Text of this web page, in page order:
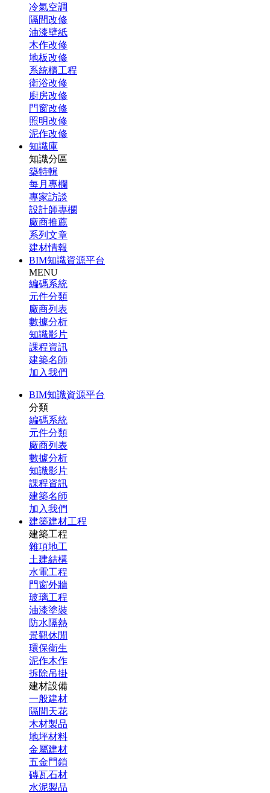
冷氣空調
隔間改修
油漆壁紙
木作改修
地板改修
系統櫃工程
衛浴改修
廚房改修
門窗改修
照明改修
泥作改修
知識庫
知識分區
築特輯
每月專欄
專家訪談
設計師專欄
廠商推薦
系列文章
建材情報
BIM知識資源平台
MENU
編碼系統
元件分類
廠商列表
數據分析
知識影片
課程資訊
建築名師
加入我們
BIM知識資源平台
分類
編碼系統
元件分類
廠商列表
數據分析
知識影片
課程資訊
建築名師
加入我們
建築建材工程
建築工程
雜項地工
土建結構
水電工程
門窗外牆
玻璃工程
油漆塗裝
防水隔熱
景觀休閒
環保衛生
泥作木作
拆除吊掛
建材設備
一般建材
隔間天花
木材製品
地坪材料
金屬建材
五金門鎖
磚瓦石材
水泥製品